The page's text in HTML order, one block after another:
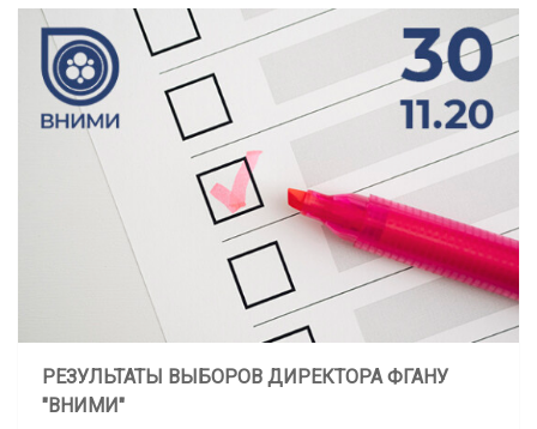
РЕЗУЛЬТАТЫ ВЫБОРОВ ДИРЕКТОРА ФГАНУ
"ВНИМИ"